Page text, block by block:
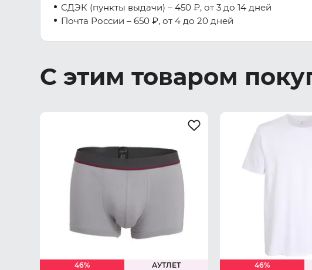
СДЭК (пункты выдачи) – 450 ₽, от 3 до 14 дней
Почта России – 650 ₽, от 4 до 20 дней
С этим товаром
46%
АУТЛЕТ
46%